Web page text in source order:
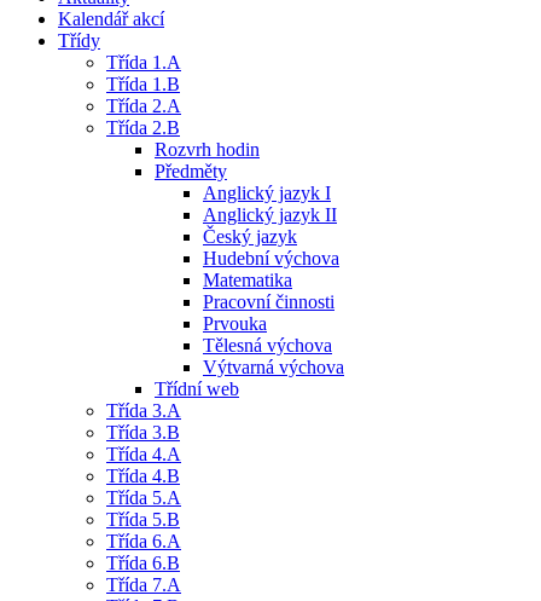
Kalendář akcí
Třídy
Třída 1.A
Třída 1.B
Třída 2.A
Třída 2.B
Rozvrh hodin
Předměty
Anglický jazyk I
Anglický jazyk II
Český jazyk
Hudební výchova
Matematika
Pracovní činnosti
Prvouka
Tělesná výchova
Výtvarná výchova
Třídní web
Třída 3.A
Třída 3.B
Třída 4.A
Třída 4.B
Třída 5.A
Třída 5.B
Třída 6.A
Třída 6.B
Třída 7.A